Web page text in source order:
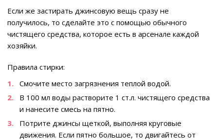
Если же застирать джинсовую вещь сразу не
получилось, то сделайте это с помощью обычного
чистящего средства, которое есть в арсенале каждой
хозяйки.
Правила стирки:
Смочите место загрязнения теплой водой.
В 100 мл воды растворите 1 ст.л. чистящего средства
и нанесите смесь на пятно.
Потрите джинсы щеткой, выполняя круговые
движения. Если пятно большое, то двигайтесь от